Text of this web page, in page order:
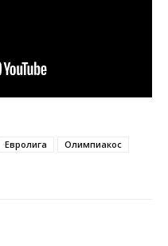
Евролига
Олимпиакос